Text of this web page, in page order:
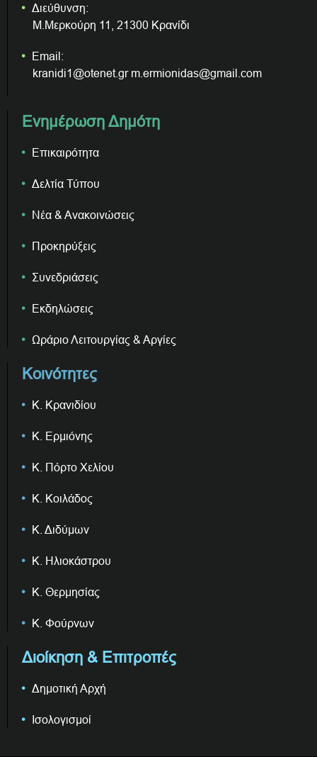
Διεύθυνση:
Μ.Μερκούρη 11, 21300 Κρανίδι
Email:
kranidi1@otenet.gr m.ermionidas@gmail.com
Ενημέρωση Δημότη
Επικαιρότητα
Δελτία Τύπου
Νέα & Ανακοινώσεις
Προκηρύξεις
Συνεδριάσεις
Εκδηλώσεις
Ωράριο Λειτουργίας & Αργίες
Κοινότητες
Κ. Κρανιδίου
Κ. Ερμιόνης
Κ. Πόρτο Χελίου
Κ. Κοιλάδος
Κ. Διδύμων
Κ. Ηλιοκάστρου
Κ. Θερμησίας
Κ. Φούρνων
Διοίκηση & Επιτροπές
Δημοτική Αρχή
Ισολογισμοί